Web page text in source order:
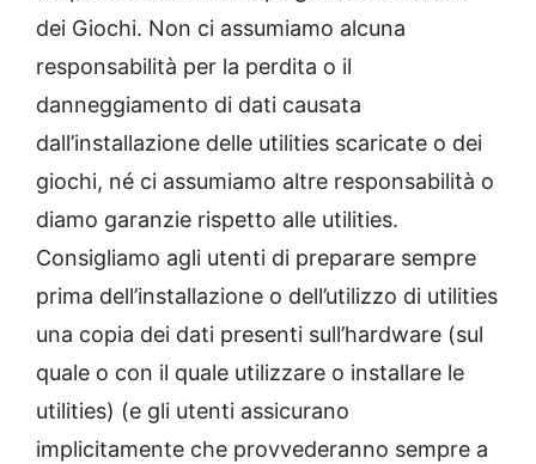
dei Giochi. Non ci assumiamo alcuna
responsabilità per la perdita o il
danneggiamento di dati causata
dall’installazione delle utilities scaricate o dei
giochi, né ci assumiamo altre responsabilità o
diamo garanzie rispetto alle utilities.
Consigliamo agli utenti di preparare sempre
prima dell’installazione o dell’utilizzo di utilities
una copia dei dati presenti sull’hardware (sul
quale o con il quale utilizzare o installare le
utilities) (e gli utenti assicurano
implicitamente che provvederanno sempre a